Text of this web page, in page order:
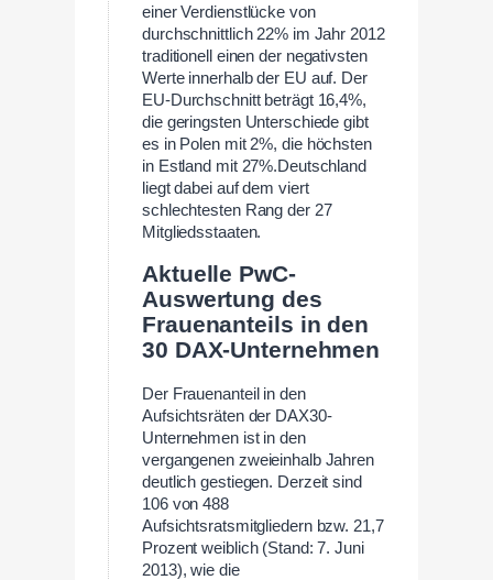
einer Verdienstlücke von
durchschnittlich 22% im Jahr 2012
traditionell einen der negativsten
Werte innerhalb der EU auf. Der
EU-Durchschnitt beträgt 16,4%,
die geringsten Unterschiede gibt
es in Polen mit 2%, die höchsten
in Estland mit 27%.Deutschland
liegt dabei auf dem viert
schlechtesten Rang der 27
Mitgliedsstaaten.
Aktuelle PwC-
Auswertung des
Frauenanteils in den
30 DAX-Unternehmen
Der Frauenanteil in den
Aufsichtsräten der DAX30-
Unternehmen ist in den
vergangenen zweieinhalb Jahren
deutlich gestiegen. Derzeit sind
106 von 488
Aufsichtsratsmitgliedern bzw. 21,7
Prozent weiblich (Stand: 7. Juni
2013), wie die